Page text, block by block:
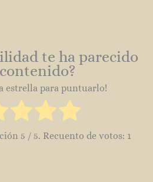
te ha parecido
estrella para puntuarlo!
5 / 5. Recuento de votos: 1